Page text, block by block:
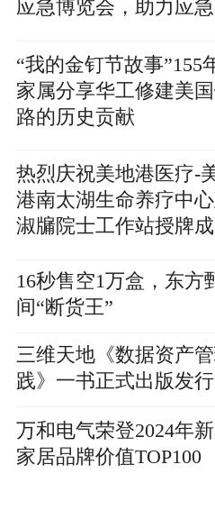
应急博览会，助力应
“我的金钉节故事”155
家属分享华工修建美
路的历史贡献
热烈庆祝美地港医疗-
港南太湖生命养疗中
淑牖院士工作站授牌成
16秒售空1万盒，东方
间“断货王”
三维天地《数据资产
践》一书正式出版发行
万和电气荣登2024年
家居品牌价值TOP100